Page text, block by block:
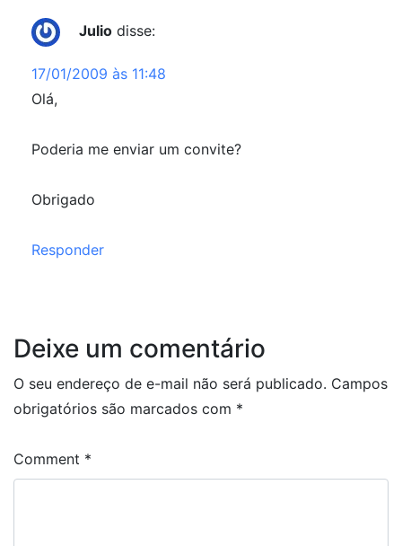
Julio disse:
17/01/2009 às 11:48
Olá,
Poderia me enviar um convite?
Obrigado
Responder
Deixe um comentário
O seu endereço de e-mail não será publicado. Campos
obrigatórios são marcados com *
Comment *